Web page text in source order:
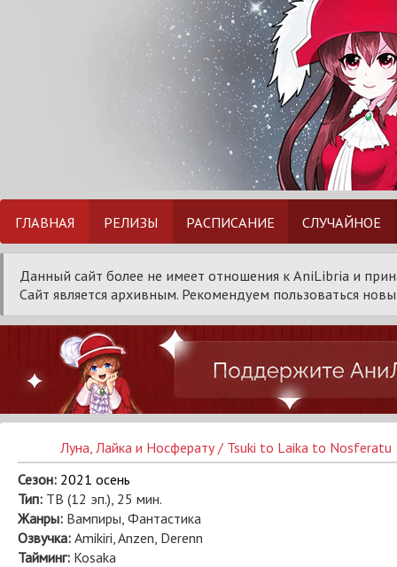
ГЛАВНАЯ РЕЛИЗЫ РАСПИСАНИЕ СЛУЧАЙНОЕ
Данный сайт более не имеет отношения к AniLibria и
Сайт является архивным. Рекомендуем пользоваться
Луна, Лайка и Носферату / Tsuki to Laika to Nosferatu
Сезон: 2021 осень
Тип: ТВ (12 эп.), 25 мин.
Жанры: Вампиры, Фантастика
Озвучка: Amikiri, Anzen, Derenn
Тайминг: Kosaka